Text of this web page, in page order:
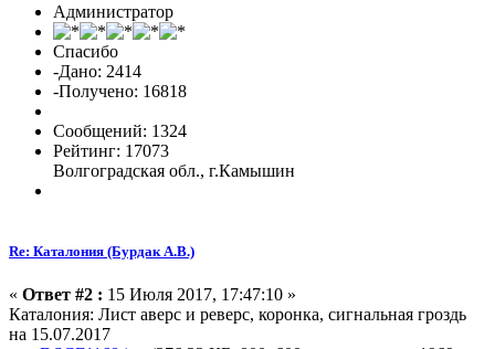
Администратор
Спасибо
-Дано: 2414
-Получено: 16818
Сообщений: 1324
Рейтинг: 17073
Волгоградская обл., г.Камышин
Re: Каталония (Бурдак А.В.)
« Ответ #2 : 15 Июля 2017, 17:47:10 »
Каталония: Лист аверс и реверс, коронка, сигнальная гроздь
на 15.07.2017